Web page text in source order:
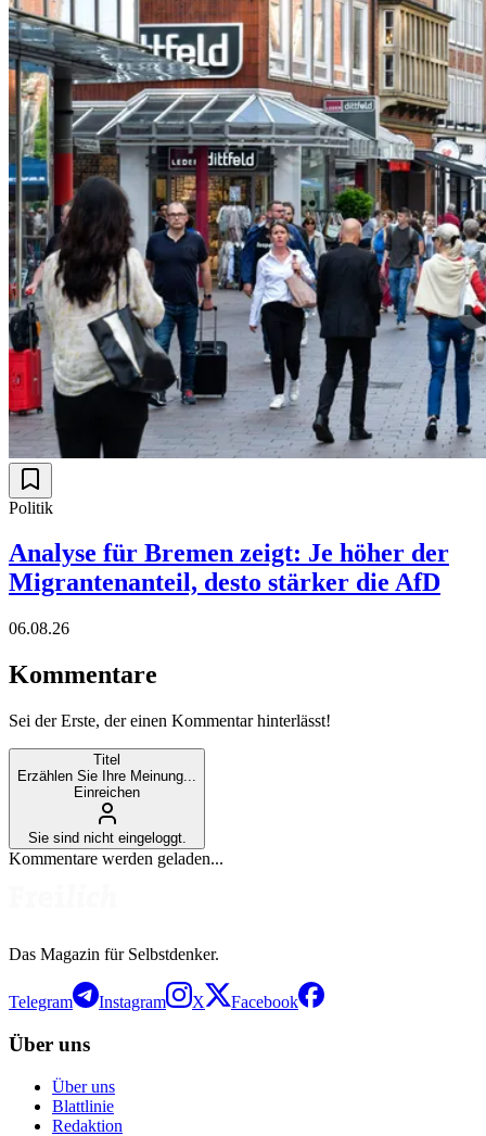
Politik
Analyse für Bremen zeigt: Je höher der
Migrantenanteil, desto stärker die AfD
06.08.26
Kommentare
Sei der Erste, der einen Kommentar hinterlässt!
Titel
Erzählen Sie Ihre Meinung...
Einreichen
Sie sind nicht eingeloggt.
Kommentare werden geladen...
Das Magazin für Selbstdenker.
Telegram Instagram X Facebook
Über uns
Über uns
Blattlinie
Redaktion